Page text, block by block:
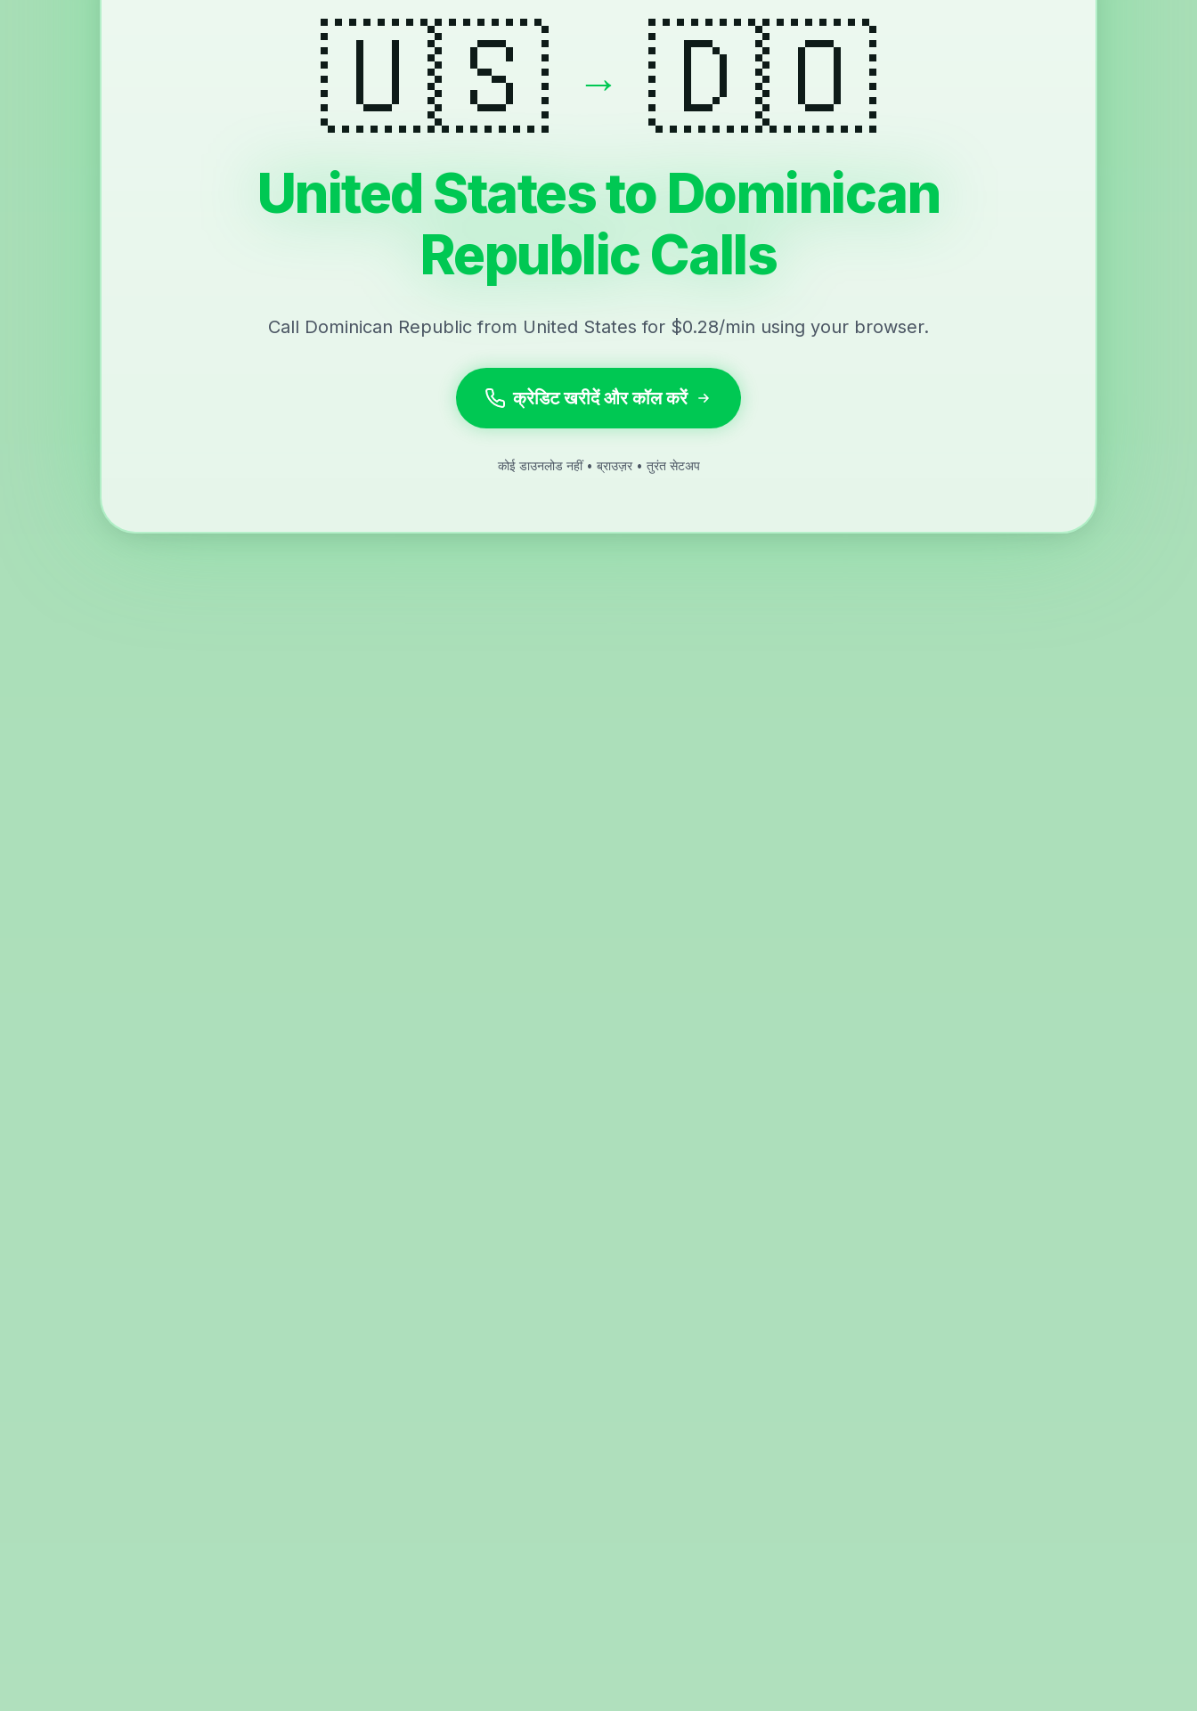
🇺🇸 → 🇩🇴
United States to Dominican
Republic Calls
Call Dominican Republic from United States for $0.28/min using your browser.
क्रेडिट खरीदें और कॉल करें
कोई डाउनलोड नहीं • ब्राउज़र • तुरंत सेटअप